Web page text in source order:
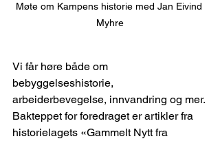
Møte om Kampens historie med Jan Eivind
Myhre
Vi får høre både om
bebyggelseshistorie,
arbeiderbevegelse, innvandring og mer.
Bakteppet for foredraget er artikler fra
historielagets «Gammelt Nytt fra